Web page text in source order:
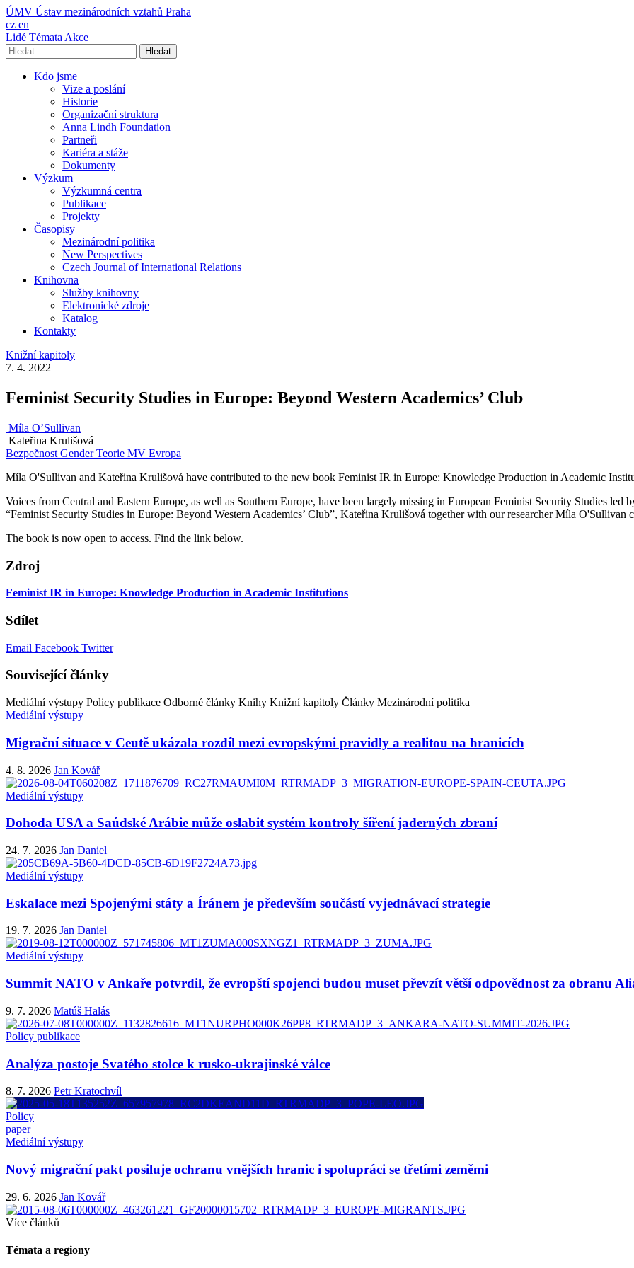
ÚMV Ústav mezinárodních vztahů Praha
cz en
Lidé Témata Akce
Hledat
Kdo jsme
Vize a poslání
Historie
Organizační struktura
Anna Lindh Foundation
Partneři
Kariéra a stáže
Dokumenty
Výzkum
Výzkumná centra
Publikace
Projekty
Časopisy
Mezinárodní politika
New Perspectives
Czech Journal of International Relations
Knihovna
Služby knihovny
Elektronické zdroje
Katalog
Kontakty
Knižní kapitoly
7. 4. 2022
Feminist Security Studies in Europe: Beyond Western Academics’ Club
Míla O’Sullivan
Kateřina Krulišová
Bezpečnost GenderTeorie MV Evropa
Míla O'Sullivan and Kateřina Krulišová have contributed to the new book Feminist IR in Europe: Knowledge Production in Academic
Voices from Central and Eastern Europe, as well as Southern Europe, have been largely missing in European Feminist Security Studies led
“Feminist Security Studies in Europe: Beyond Western Academics’ Club”, Kateřina Krulišová together with our researcher Míla O'Sullivan
The book is now open to access. Find the link below.
Zdroj
Feminist IR in Europe: Knowledge Production in Academic Institutions
Sdílet
Email Facebook Twitter
Související články
Mediální výstupy Policy publikace Odborné články Knihy Knižní kapitoly Články Mezinárodní politika
Mediální výstupy
Migrační situace v Ceutě ukázala rozdíl mezi evropskými pravidly a realitou na hranicích
4. 8. 2026 Jan Kovář
Mediální výstupy
Dohoda USA a Saúdské Arábie může oslabit systém kontroly šíření jaderných zbraní
24. 7. 2026 Jan Daniel
Mediální výstupy
Eskalace mezi Spojenými státy a Íránem je především součástí vyjednávací strategie
19. 7. 2026 Jan Daniel
Mediální výstupy
Summit NATO v Ankaře potvrdil, že evropští spojenci budou muset převzít větší odpovědnost za obranu
9. 7. 2026 Matúš Halás
Policy publikace
Analýza postoje Svatého stolce k rusko-ukrajinské válce
8. 7. 2026 Petr Kratochvíl
Policy
paper
Mediální výstupy
Nový migrační pakt posiluje ochranu vnějších hranic i spolupráci se třetími zeměmi
29. 6. 2026 Jan Kovář
Více článků
Témata a regiony